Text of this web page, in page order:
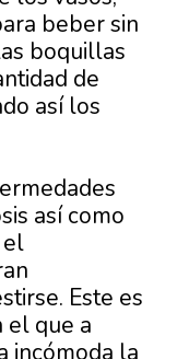
beber sin
boquillas
de
así los
así como
el
Este es
el que a
incómoda la